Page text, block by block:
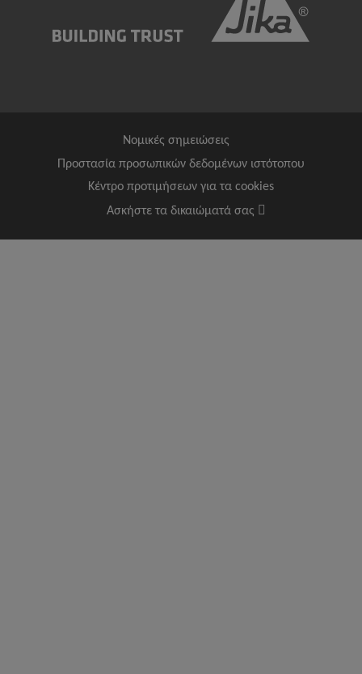
Νομικές σημειώσεις
Προστασία προσωπικών δεδομένων ιστότοπου
Κέντρο προτιμήσεων για τα cookies
Ασκήστε τα δικαιώματά σας